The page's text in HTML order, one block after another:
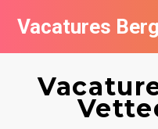
Vacatures
Vacatures per bedrijf
De populairste